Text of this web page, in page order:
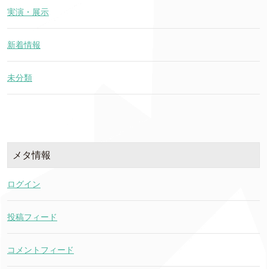
実演・展示
新着情報
未分類
メタ情報
ログイン
投稿フィード
コメントフィード